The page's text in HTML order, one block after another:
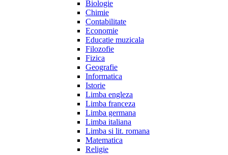
Biologie
Chimie
Contabilitate
Economie
Educatie muzicala
Filozofie
Fizica
Geografie
Informatica
Istorie
Limba engleza
Limba franceza
Limba germana
Limba italiana
Limba si lit. romana
Matematica
Religie